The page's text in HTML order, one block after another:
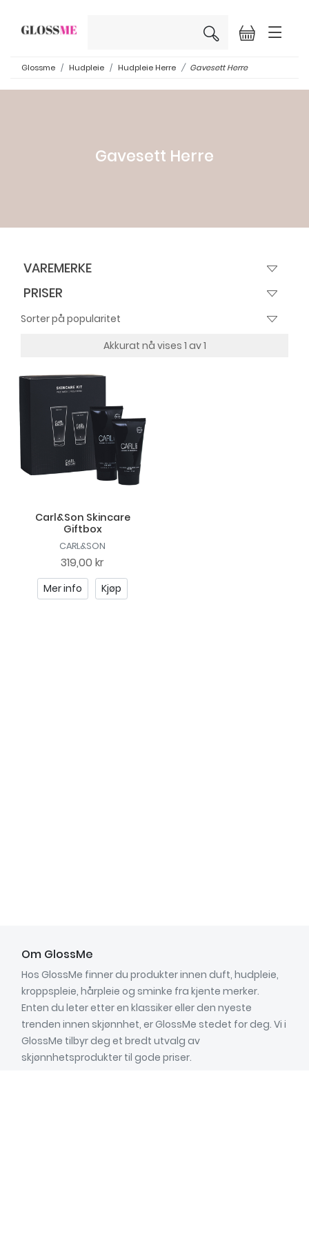
×
Glossme Hudpleie Hudpleie Herre Gavesett Herre
Gavesett Herre
VAREMERKE
PRISER
Akkurat nå vises 1 av 1
Carl&Son Skincare
Giftbox
CARL&SON
319,00 kr
Mer info Kjøp
Om GlossMe
Hos GlossMe finner du produkter innen duft, hudpleie,
kroppspleie, hårpleie og sminke fra kjente merker.
Enten du leter etter en klassiker eller den nyeste
trenden innen skjønnhet, er GlossMe stedet for deg. Vi i
GlossMe tilbyr deg et bredt utvalg av
skjønnhetsprodukter til gode priser.